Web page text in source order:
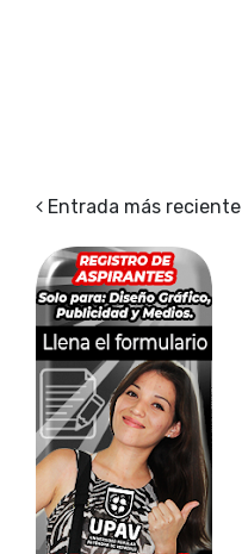
Entrada más reciente